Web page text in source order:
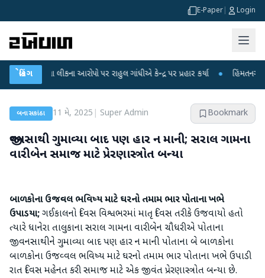
E-Paper Login
બ્રેકિંગલીકના આરોપો પર રાહુલ ગાંધીએ કેન્દ્ર પર પ્રહાર કર્યા ● હિંમતનગરમાં
બનાસકાંઠા 11 મે, 2025 Super Admin Bookmark
જીવનસાથી ગુમાવ્યા બાદ પણ હાર ન માની; સરાલ ગામના
વારીબેન સમાજ માટે પ્રેરણાસ્ત્રોત બન્યા
બાળકોના ઉજવ્વલ ભવિષ્ય માટે ઘરનો તમામ ભાર પોતાના ખભે
ઉપાડયા;ગઈકાલનો દિવસ વિશ્વભરમાં માતૃ દિવસ તરીકે ઉજવાયો હતો
ત્યારે ધાનેરા તાલુકાના સરાલ ગામના વારીબેન ચૌધરીએ પોતાના
જીવનસાથીને ગુમાવ્યા બાદ પણ હાર ન માની પોતાના બે બાળકોના
બાળકોના ઉજવ્વલ ભવિષ્ય માટે ઘરનો તમામ ભાર પોતાના ખભે ઉપાડી
રાત દિવસ મહેનત કરી સમાજ માટે એક જીવંત પ્રેરણાસ્ત્રોત બન્યા છે.